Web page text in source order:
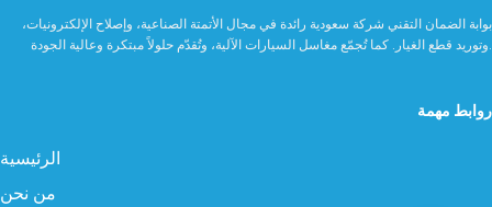
بوابة الضمان التقني شركة سعودية رائدة في مجال الأتمتة الصناعية، وإصلاح الإلكترونيات،
وتوريد قطع الغيار. كما تُجمّع مغاسل السيارات الآلية، وتُقدّم حلولاً مبتكرة وعالية الجودة.
روابط مهمة
الرئيسية
من نحن